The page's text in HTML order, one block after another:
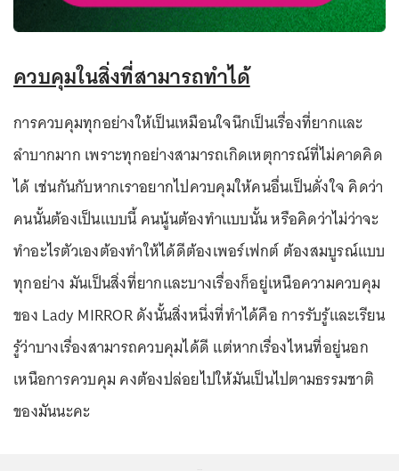
ควบคุมในสิ่งที่สามารถทำได้
การควบคุมทุกอย่างให้เป็นเหมือนใจนึกเป็นเรื่องที่ยากและ
ลำบากมาก เพราะทุกอย่างสามารถเกิดเหตุการณ์ที่ไม่คาดคิด
ได้ เช่นกันกับหากเราอยากไปควบคุมให้คนอื่นเป็นดั่งใจ คิดว่า
คนนั้นต้องเป็นแบบนี้ คนนู้นต้องทำแบบนั้น หรือคิดว่าไม่ว่าจะ
ทำอะไรตัวเองต้องทำให้ได้ดีต้องเพอร์เฟกต์ ต้องสมบูรณ์แบบ
ทุกอย่าง มันเป็นสิ่งที่ยากและบางเรื่องก็อยู่เหนือความควบคุม
ของ Lady MIRROR ดังนั้นสิ่งหนึ่งที่ทำได้คือ การรับรู้และเรียน
รู้ว่าบางเรื่องสามารถควบคุมได้ดี แต่หากเรื่องไหนที่อยู่นอก
เหนือการควบคุม คงต้องปล่อยไปให้มันเป็นไปตามธรรมชาติ
ของมันนะคะ